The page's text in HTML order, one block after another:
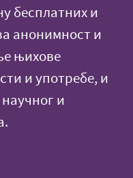
бесплатних и
анонимност и
њихове
и употребе, и
и